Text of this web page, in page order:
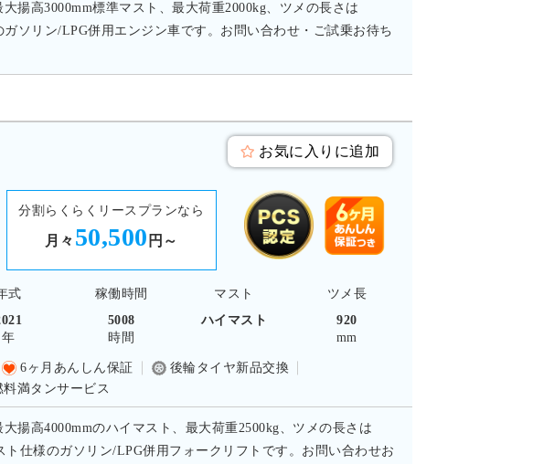
揚高3000mm標準マスト、最大荷重2000kg、ツメの長さは
ソリン/LPG併用エンジン車です。お問い合わせ・ご試乗お待ち
お気に入りに追加
分割らくらくリースプランなら
月々 50,500 円～
式 稼働時間 マスト
ツメ長
年
5008
時間
ハイマスト
920
mm
6ヶ月あんしん保証
後輪タイヤ新品交換
料満タンサービス
揚高4000mmのハイマスト、最大荷重2500kg、ツメの長さは
仕様のガソリン/LPG併用フォークリフトです。お問い合わせお